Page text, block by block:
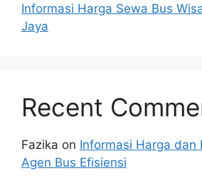
Informasi Harga Sewa Bus
Jaya
Recent
Fazika on Informasi Harga dan
Agen Bus Efisiensi